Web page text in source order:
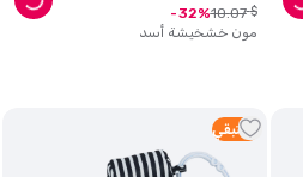
مون خشخيشة أسد
$
10.07
32
1 متبقي